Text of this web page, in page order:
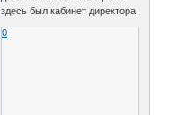
здесь был кабинет директора.
0